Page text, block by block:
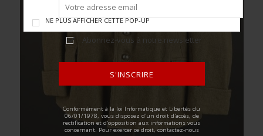
Abonnez-vous à notre newsletter
S'INSCRIRE
Conformément à la loi Informatique et Libertés du
06/01/1978, vous disposez d'un droit d'accès, de
rectification et d'opposition aux informations vous
concernant. Pour exercer ce droit, contactez-nous
NE PLUS AFFICHER CETTE POP-UP